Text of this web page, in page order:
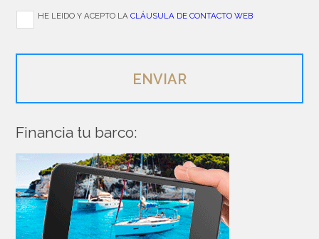
HE LEIDO Y ACEPTO LACLÁUSULA DE CONTACTO WEB
Financia tu barco: